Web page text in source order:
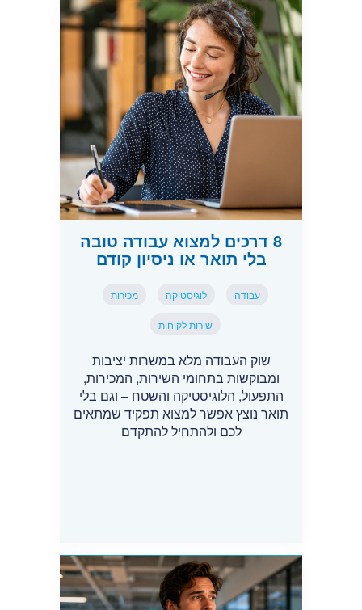
8 דרכים למצוא עבודה טובה
בלי תואר או ניסיון קודם
עבודה לוגיסטיקה מכירות
שירות לקוחות
שוק העבודה מלא במשרות יציבות
ומבוקשות בתחומי השירות, המכירות,
התפעול, הלוגיסטיקה והשטח – וגם בלי
תואר נוצץ אפשר למצוא תפקיד שמתאים
לכם ולהתחיל להתקדם